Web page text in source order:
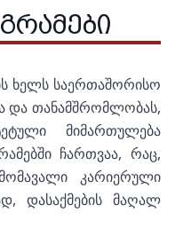
ხელს საერთაშორისო
და თანამშრომლობას,
მიმართულება
ჩართვაა, რაც,
კარიერული
დასაქმების მაღალ